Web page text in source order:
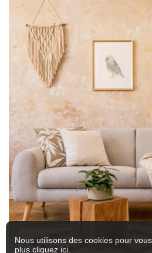
Nous utilisons des cookies pour
plus cliquez ici